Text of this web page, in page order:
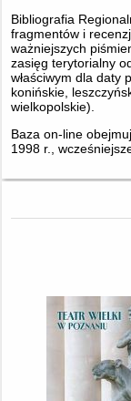
Bibliografia
fragmentów i
ważniejszych
zasięg terytorialny
właściwym dla daty
konińskie,
wielkopolskie).
Baza on-line
1998 r.,